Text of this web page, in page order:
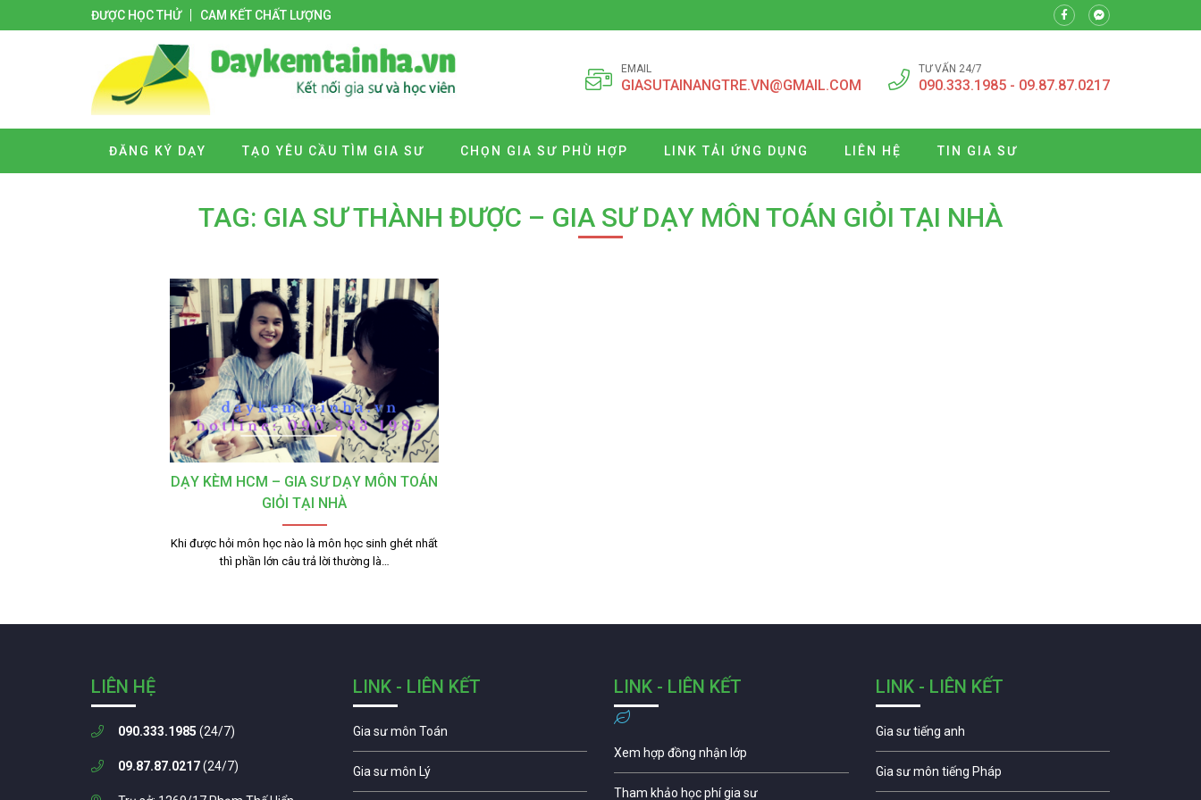
ĐƯỢC HỌC THỬ CAM KẾT CHẤT LƯỢNG
EMAIL
GIASUTAINANGTRE.VN@GMAIL.COM
TƯ VẤN 24/7
090.333.1985 - 09.87.87.0217
ĐĂNG KÝ DẠY TẠO YÊU CẦU TÌM GIA SƯ CHỌN GIA SƯ PHÙ HỢP LINK TẢI ỨNG DỤNG LIÊN HỆ TIN GIA SƯ
TAG: GIA SƯ THÀNH ĐƯỢC – GIA SƯ DẠY MÔN TOÁN GIỎI TẠI NHÀ
DẠY KÈM HCM – GIA SƯ DẠY MÔN TOÁN
GIỎI TẠI NHÀ
Khi được hỏi môn học nào là môn học sinh ghét nhất
thì phần lớn câu trả lời thường là…
LIÊN HỆ
090.333.1985 (24/7)
09.87.87.0217(24/7)
LINK - LIÊN KẾT
Gia sư môn Toán
Gia sư môn Lý
LINK - LIÊN KẾT
Xem hợp đồng nhận lớp
Tham khảo học phí gia sư
LINK - LIÊN KẾT
Gia sư tiếng anh
Gia sư môn tiếng Pháp